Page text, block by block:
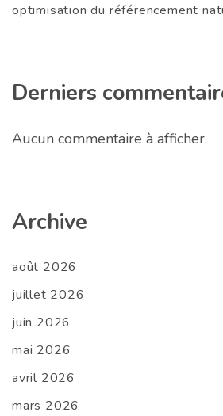
optimisation du référencement
Derniers
Aucun commentaire à afficher.
Archive
août 2026
juillet 2026
juin 2026
mai 2026
avril 2026
mars 2026